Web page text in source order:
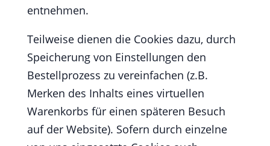
entnehmen.
Teilweise dienen die Cookies dazu, durch
Speicherung von Einstellungen den
Bestellprozess zu vereinfachen (z.B.
Merken des Inhalts eines virtuellen
Warenkorbs für einen späteren Besuch
auf der Website). Sofern durch einzelne